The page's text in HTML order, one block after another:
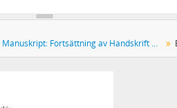
Manuskript: Fortsättning av Handskrift 25:5